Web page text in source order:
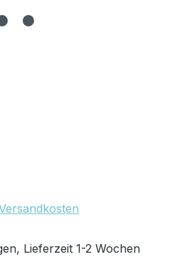
Lieferzeit 1-2 Wochen